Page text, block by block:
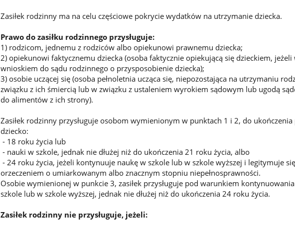
Zasiłek rodzinny ma na celu częściowe pokrycie wydatków na utrzymanie dziecka.
Prawo do zasiłku rodzinnego przysługuje:
1) rodzicom, jednemu z rodziców albo opiekunowi prawnemu dziecka;
2) opiekunowi faktycznemu dziecka (osoba faktycznie opiekującą się dzieckiem, jeżeli
wnioskiem do sądu rodzinnego o przysposobienie dziecka);
3) osobie uczącej się (osoba pełnoletnia ucząca się, niepozostająca na utrzymaniu
związku z ich śmiercią lub w związku z ustaleniem wyrokiem sądowym lub ugodą
do alimentów z ich strony).
Zasiłek rodzinny przysługuje osobom wymienionym w punktach 1 i 2, do ukończenia
dziecko:
- 18 roku życia lub
- nauki w szkole, jednak nie dłużej niż do ukończenia 21 roku życia, albo
- 24 roku życia, jeżeli kontynuuje naukę w szkole lub w szkole wyższej i legitymuje się
orzeczeniem o umiarkowanym albo znacznym stopniu niepełnosprawności.
Osobie wymienionej w punkcie 3, zasiłek przysługuje pod warunkiem
szkole lub w szkole wyższej, jednak nie dłużej niż do ukończenia 24 roku życia.
Zasiłek rodzinny nie przysługuje, jeżeli: